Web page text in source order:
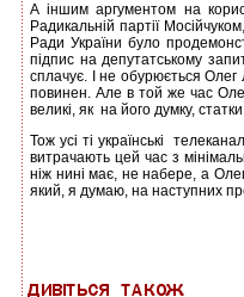
А іншим аргументом на
Радикальній партії
Ради України було
підпис на депутатському
сплачує. І не обурюється Олег
повинен. Але в той же час
великі, як на його думку,
Тож усі ті українські
витрачають цей час з
ніж нині має, не набере, а
який, я думаю, на наступних